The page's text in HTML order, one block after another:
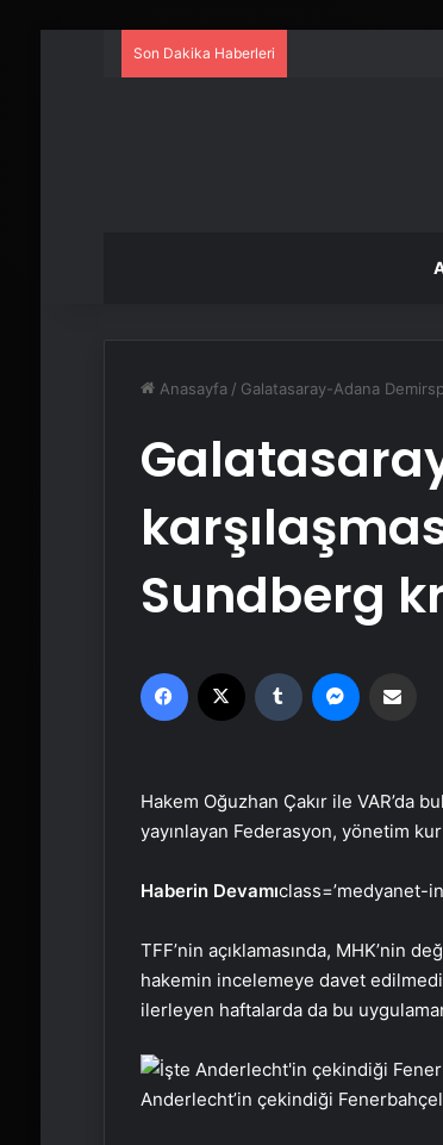
Son Dakika Haberleri
Anasayfa / Galatasaray-Adana
Sundberg
Facebook Tumblr
Hakem Oğuzhan Çakır ile VAR’da
yayınlayan Federasyon, yönetim
Haberin Devamıclass=’medyanet-
TFF’nin açıklamasında, MHK’nin
hakemin incelemeye davet
ilerleyen haftalarda da bu
Anderlecht’in çekindiği